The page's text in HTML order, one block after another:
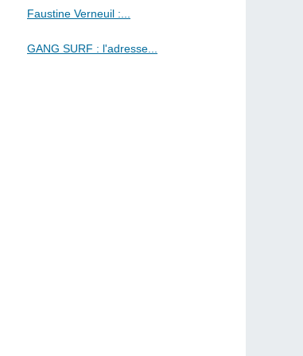
Faustine Verneuil :...
GANG SURF : l'adresse...